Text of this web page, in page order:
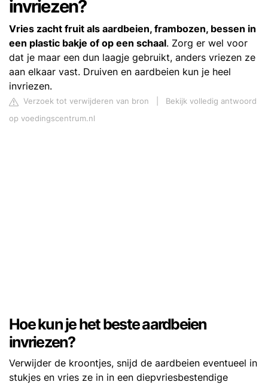
invriezen?
Vries zacht fruit als aardbeien, frambozen, bessen in
een plastic bakje of op een schaal. Zorg er wel voor
dat je maar een dun laagje gebruikt, anders vriezen ze
aan elkaar vast. Druiven en aardbeien kun je heel
invriezen.
Verzoek tot verwijderen van bron
Bekijk volledig antwoord
op voedingscentrum.nl
Hoe kun je het beste aardbeien
invriezen?
Verwijder de kroontjes, snijd de aardbeien eventueel in
stukjes en vries ze in in een diepvriesbestendige